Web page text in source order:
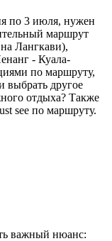
по 3 июля, нужен
маршрут
Лангкави),
- Куала-
по маршруту,
выбрать другое
отдыха? Также
see по маршруту.
важный нюанс: